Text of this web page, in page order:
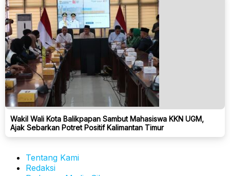
Wakil Wali Kota Balikpapan Sambut Mahasiswa KKN UGM,
Ajak Sebarkan Potret Positif Kalimantan Timur
Tentang Kami
Redaksi